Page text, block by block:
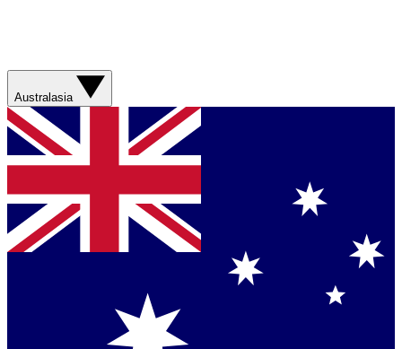
Australasia